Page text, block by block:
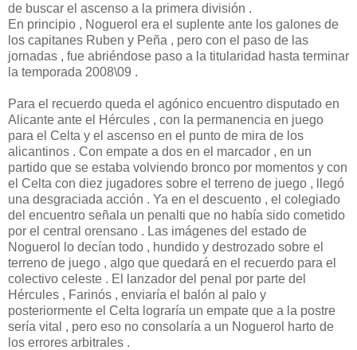
de buscar el ascenso a la primera división .
En principio , Noguerol era el suplente ante los galones de
los capitanes Ruben y Peña , pero con el paso de las
jornadas , fue abriéndose paso a la titularidad hasta terminar
la temporada 2008\09 .
Para el recuerdo queda el agónico encuentro disputado en
Alicante ante el Hércules , con la permanencia en juego
para el Celta y el ascenso en el punto de mira de los
alicantinos . Con empate a dos en el marcador , en un
partido que se estaba volviendo bronco por momentos y con
el Celta con diez jugadores sobre el terreno de juego , llegó
una desgraciada acción . Ya en el descuento , el colegiado
del encuentro señala un penalti que no había sido cometido
por el central orensano . Las imágenes del estado de
Noguerol lo decían todo , hundido y destrozado sobre el
terreno de juego , algo que quedará en el recuerdo para el
colectivo celeste . El lanzador del penal por parte del
Hércules , Farinós , enviaría el balón al palo y
posteriormente el Celta lograría un empate que a la postre
sería vital , pero eso no consolaría a un Noguerol harto de
los errores arbitrales .